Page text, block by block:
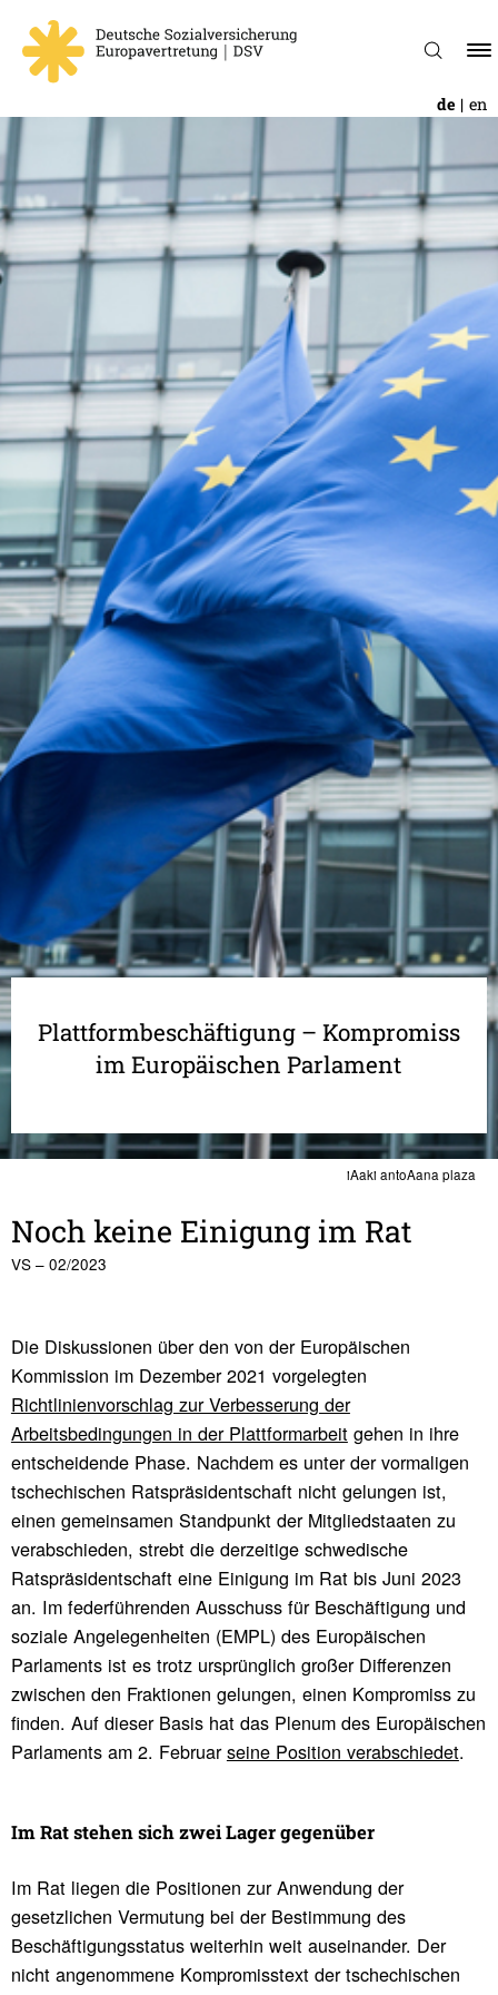
de en
iAaki antoAana plaza
Plattformbeschäftigung – Kompromiss
im Europäischen Parlament
Noch keine Eini­gung im Rat
VS – 02/2023
Die Diskussionen über den von der Europäischen
Kommission im Dezember 2021 vorgelegten
Richtlinienvorschlag zur Verbesserung der
Arbeitsbedingungen in der Plattformarbeitgehen in ihre
entscheidende Phase. Nachdem es unter der vormaligen
tschechischen Ratspräsidentschaft nicht gelungen ist,
einen gemeinsamen Standpunkt der Mitgliedstaaten zu
verabschieden, strebt die derzeitige schwedische
Ratspräsidentschaft eine Einigung im Rat bis Juni 2023
an. Im federführenden Ausschuss für Beschäftigung und
soziale Angelegenheiten (EMPL) des Europäischen
Parlaments ist es trotz ursprünglich großer Differenzen
zwischen den Fraktionen gelungen, einen Kompromiss zu
finden. Auf dieser Basis hat das Plenum des Europäischen
Parlaments am 2. Februarseine Position verabschiedet.
Im Rat stehen sich zwei Lager gegen­über
Im Rat liegen die Positionen zur Anwendung der
gesetzlichen Vermutung bei der Bestimmung des
Beschäftigungsstatus weiterhin weit auseinander. Der
nicht angenommene Kompromisstext der tschechischen